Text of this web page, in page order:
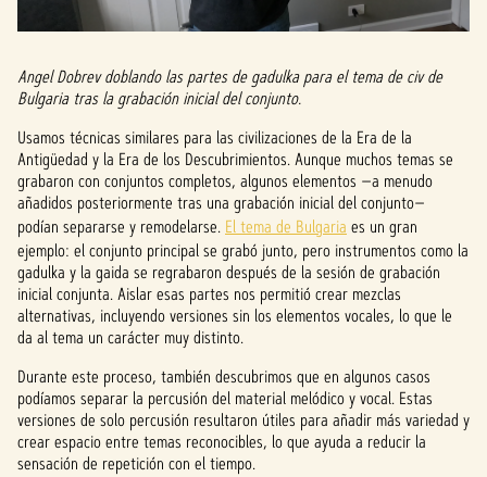
Angel Dobrev doblando las partes de gadulka para el tema de civ de
Bulgaria tras la grabación inicial del conjunto.
Usamos técnicas similares para las civilizaciones de la Era de la
Antigüedad y la Era de los Descubrimientos. Aunque muchos temas se
grabaron con conjuntos completos, algunos elementos —a menudo
añadidos posteriormente tras una grabación inicial del conjunto—
podían separarse y remodelarse. El tema de Bulgaria es un gran
ejemplo: el conjunto principal se grabó junto, pero instrumentos como la
gadulka y la gaida se regrabaron después de la sesión de grabación
inicial conjunta. Aislar esas partes nos permitió crear mezclas
alternativas, incluyendo versiones sin los elementos vocales, lo que le
da al tema un carácter muy distinto.
Durante este proceso, también descubrimos que en algunos casos
podíamos separar la percusión del material melódico y vocal. Estas
versiones de solo percusión resultaron útiles para añadir más variedad y
crear espacio entre temas reconocibles, lo que ayuda a reducir la
sensación de repetición con el tiempo.